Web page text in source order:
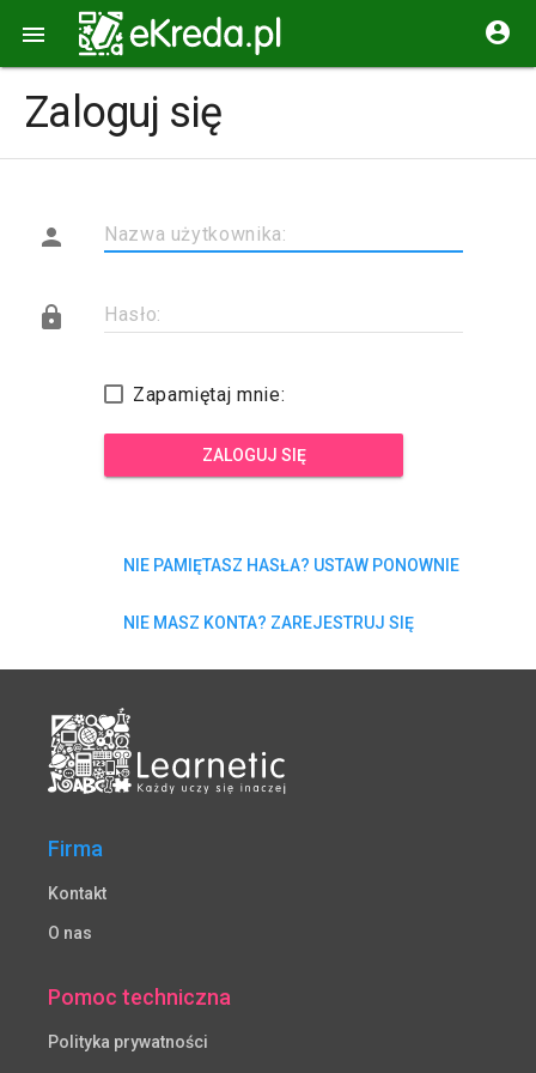


Zaloguj się
 Nazwa użytkownika:
 Hasło:
Zapamiętaj mnie:
ZALOGUJ SIĘ
NIE PAMIĘTASZ HASŁA? USTAW PONOWNIE
NIE MASZ KONTA? ZAREJESTRUJ SIĘ
Firma
Kontakt
O nas
Pomoc techniczna
Polityka prywatności